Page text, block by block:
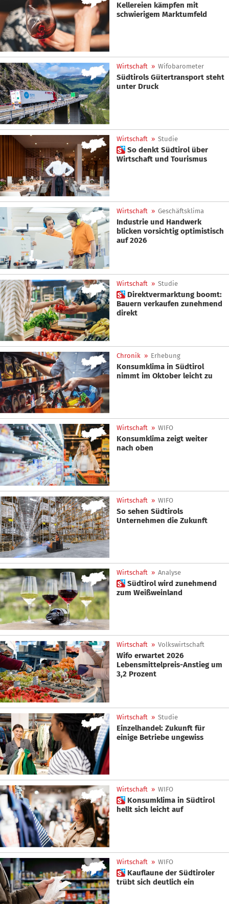
Kellereien kämpfen mit
schwierigem Marktumfeld
Wirtschaft » Wifobarometer
Südtirols Gütertransport steht
unter Druck
Wirtschaft » Studie
 So denkt Südtirol über
Wirtschaft und Tourismus
Wirtschaft » Geschäftsklima
Industrie und Handwerk
blicken vorsichtig optimistisch
auf 2026
Wirtschaft » Studie
 Direktvermarktung boomt:
Bauern verkaufen zunehmend
direkt
Chronik » Erhebung
Konsumklima in Südtirol
nimmt im Oktober leicht zu
Wirtschaft » WIFO
Konsumklima zeigt weiter
nach oben
Wirtschaft » WIFO
So sehen Südtirols
Unternehmen die Zukunft
Wirtschaft » Analyse
 Südtirol wird zunehmend
zum Weißweinland
Wirtschaft » Volkswirtschaft
Wifo erwartet 2026
Lebensmittelpreis-Anstieg um
3,2 Prozent
Wirtschaft » Studie
Einzelhandel: Zukunft für
einige Betriebe ungewiss
Wirtschaft » WIFO
 Konsumklima in Südtirol
hellt sich leicht auf
Wirtschaft » WIFO
 Kauflaune der Südtiroler
trübt sich deutlich ein